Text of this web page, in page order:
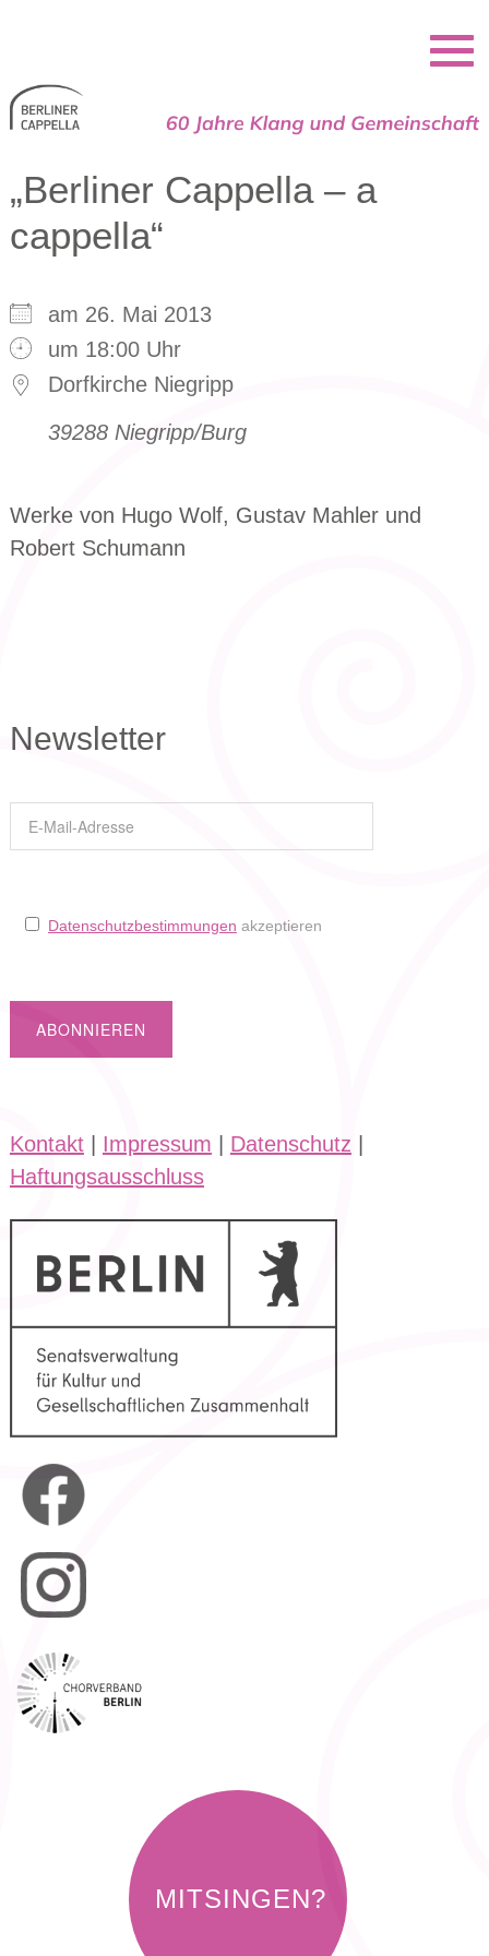
„Berliner Cappella – a
cappella“
am 26. Mai 2013
um 18:00 Uhr
Dorfkirche Niegripp
39288 Niegripp/Burg
Werke von Hugo Wolf, Gustav Mahler und
Robert Schumann
Newsletter
Datenschutzbestimmungen akzeptieren
Kontakt| Impressum Datenschutz
Haftungsausschluss
MITSINGEN?